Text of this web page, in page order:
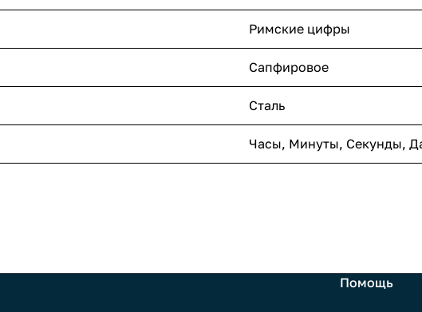
Римские цифры
Сапфировое
Сталь
Часы, Минуты, Секунды,
Помощь